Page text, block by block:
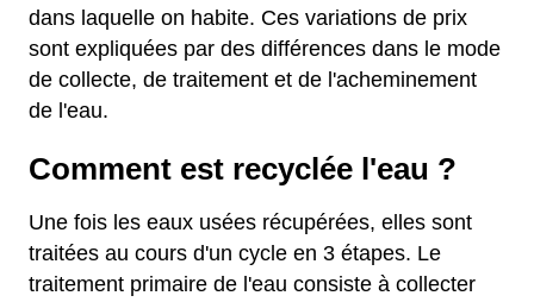
dans laquelle on habite. Ces variations de prix
sont expliquées par des différences dans le mode
de collecte, de traitement et de l'acheminement
de l'eau.
Comment est recyclée l'eau ?
Une fois les eaux usées récupérées, elles sont
traitées au cours d'un cycle en 3 étapes. Le
traitement primaire de l'eau consiste à collecter